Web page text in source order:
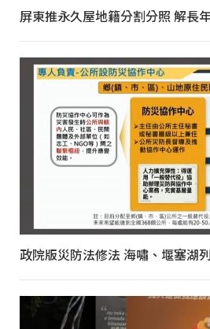
屏東推永久屋地籍分割分照 解長
政院版災防法修法 海嘯、堰塞湖